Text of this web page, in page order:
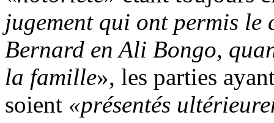
jugement qui ont permis le
Bernard en Ali Bongo,
la famille», les parties
soient «présentés